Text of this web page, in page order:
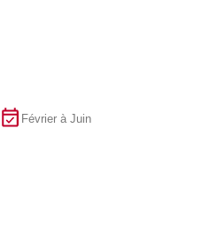
Février à Juin